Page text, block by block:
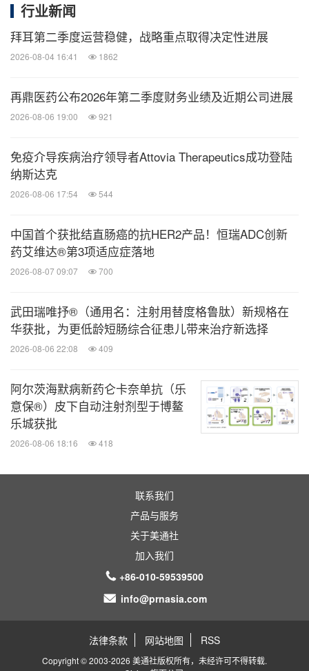
求"、"打算"、"目标" 、"相信"、"潜在"和"合理可能"或
其否定词或其他变体或类似术语（统称为"前瞻性陈
述"），包括战略重点、研发项目和任何财务、投资
其他目标、承诺和抱负。任何此类前瞻性陈述都不是
或暗示假设和主观判断，这些假设和主观判断可能会
或可能不会被证明是正确、准确或完整的。无法保证
前瞻性陈述中列出的任何事项是可以实现的、将实际
能被证明是不正确、不准确或不完整的，并涉及已知
及未知的风险、不确定性、或有事项和其他重要因
本集团可以成功开发或销售其核心产品或其他候选产
品。由于各种风险、不确定性和其他因素（包括但不
限于一般市场状况、监管变化、地缘政治紧张局势或
团在作出陈述之日的信念、期望和意见而作出，若情
况或管理层的信念、期望或意见有所改变，本集团不
承担并在此声明其不承担任何更新、修改或补充这些
何前瞻性陈述并明确警惕阁下不应依赖任何前瞻性陈
述。本集团或其代表不就本演示文稿所载任何预测、
估计、预测、目标、承诺、前景或回报的实现或合理
性作出任何明示或暗示的陈述或保证。
详情请参阅本公司于香港联合交易所有限公司网站
（www.recbio.cn）刊发的公告。本演示文稿与本公
司公告有不一致之处，将以本公司公告为准。
行业新闻
拜耳第二季度运营稳健，战略重点取得决定性进展
2026-08-04 16:41 1862
再鼎医药公布2026年第二季度财务业绩及近期公司进展
2026-08-06 19:00 921
免疫介导疾病治疗领导者Attovia Therapeutics成功登陆
纳斯达克
2026-08-06 17:54 544
中国首个获批结直肠癌的抗HER2产品！恒瑞ADC创新
药艾维达®第3项适应症落地
2026-08-07 09:07 700
武田瑞唯抒®（通用名：注射用替度格鲁肽）新规格在
华获批，为更低龄短肠综合征患儿带来治疗新选择
2026-08-06 22:08 409
阿尔茨海默病新药仑卡奈单抗（乐
意保®）皮下自动注射剂型于博鳌
乐城获批
2026-08-06 18:16 418
联系我们
产品与服务
关于美通社
加入我们
+86-010-59539500
info@prnasia.com
法律条款 网站地图 RSS
Copyright © 2003-2026 美通社版权所有，未经许可不得转载.